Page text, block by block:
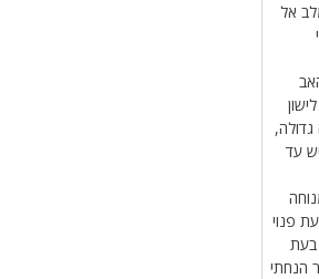
אל
עד
פנוי
בעת
הנחתי